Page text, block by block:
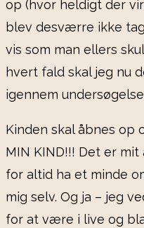
op (hvor heldigt der
blev desværre ikke
vis som man ellers
hvert fald skal jeg nu
igennem
Kinden skal åbnes op
MIN KIND!!! Det er
for altid ha et minde
mig selv. Og ja – jeg
for at være i live og